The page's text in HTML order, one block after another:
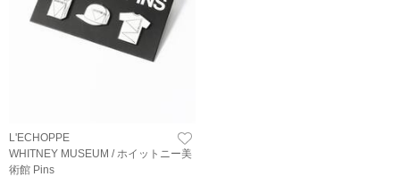
L'ECHOPPE
WHITNEY MUSEUM / ホイットニー美
術館 Pins